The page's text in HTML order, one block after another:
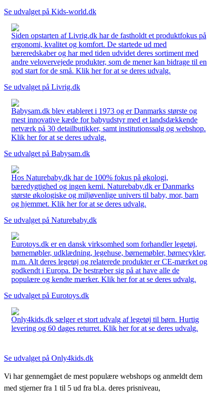
Se udvalget på Kids-world.dk
Siden opstarten af Livrig.dk har de fastholdt et produktfokus på
ergonomi, kvalitet og komfort. De startede ud med
bæreredskaber og har med tiden udvidet deres sortiment med
andre velovervejede produkter, som de mener kan bidrage til en
god start for de små. Klik her for at se deres udvalg.
Se udvalget på Livrig.dk
Babysam.dk blev etableret i 1973 og er Danmarks største og
mest innovative kæde for babyudstyr med et landsdækkende
netværk på 30 detailbutikker, samt institutionssalg og webshop.
Klik her for at se deres udvalg.
Se udvalget på Babysam.dk
Hos Naturebaby.dk har de 100% fokus på økologi,
bæredygtighed og ingen kemi. Naturebaby.dk er Danmarks
største økologiske og miljøvenlige univers til baby, mor, barn
og hjemmet. Klik her for at se deres udvalg.
Se udvalget på Naturebaby.dk
Eurotoys.dk er en dansk virksomhed som forhandler legetøj,
børnemøbler, udklædning, legehuse, børnemøbler, børnecykler,
m.m. Alt deres legetøj og relaterede produkter er CE-mærket og
godkendt i Europa. De bestræber sig på at have alle de
populære og kendte mærker. Klik her for at se deres udvalg.
Se udvalget på Eurotoys.dk
Only4kids.dk sælger et stort udvalg af legetøj til børn. Hurtig
levering og 60 dages returret. Klik her for at se deres udvalg.
Se udvalget på Only4kids.dk
Vi har gennemgået de mest populære webshops og anmeldt dem
med stjerner fra 1 til 5 ud fra bl.a. deres prisniveau,